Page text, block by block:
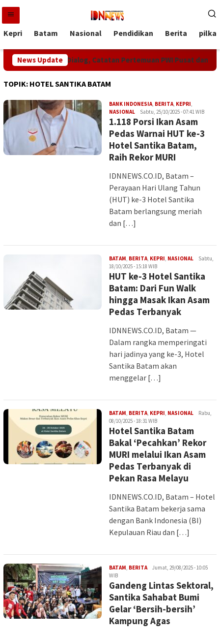
Loncat
konten
Kepri Batam Nasional Pendidikan Berita
News UpdateDialog, Catatan Pertemuan PWI Pusat dan KJK di
TOPIK: HOTEL SANTIKA BATAM
BANK INDONESIA, BERITA, KEPRI,
NASIONALImanSabtu, 25/10/2025 - 07:41 WIB
1.118 Porsi Ikan Asam
Pedas Warnai HUT ke-3
Hotel Santika Batam,
Raih Rekor MURI
IDNNEWS.CO.ID, Batam –
Perayaan Hari Ulang Tahun
(HUT) ke-3 Hotel Santika
Batam berlangsung meriah
dan […]
BATAM, BERITA, KEPRI, NASIONALImanSabtu,
18/10/2025 - 15:18 WIB
HUT ke-3 Hotel Santika
Batam: Dari Fun Walk
hingga Masak Ikan Asam
Pedas Terbanyak
IDNNEWS.CO.ID, Batam —
Dalam rangka memperingati
hari jadinya yang ke-3, Hotel
Santika Batam akan
menggelar […]
BATAM, BERITA, KEPRI, NASIONALImanRabu,
08/10/2025 - 18:31 WIB
Hotel Santika Batam
Bakal ‘Pecahkan’ Rekor
MURI melalui Ikan Asam
Pedas Terbanyak di
Pekan Rasa Melayu
IDNNEWS.CO.ID, Batam – Hotel
Santika Batam bekerja sama
dengan Bank Indonesia (BI)
Kepulauan Riau dan […]
BATAM, BERITAImanJumat, 29/08/2025 - 10:05
WIB
Gandeng Lintas Sektoral,
Santika Sahabat Bumi
Gelar ‘Bersih-bersih’
Kampung Agas